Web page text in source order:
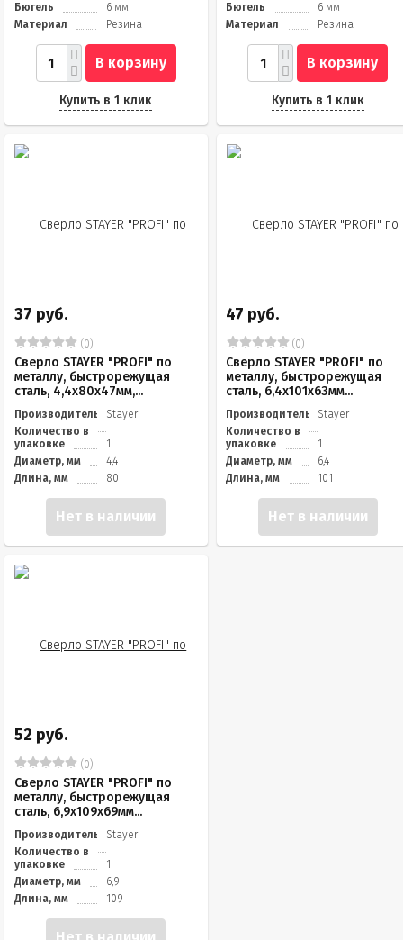
Бюгель
6 мм
Материал
Резина
В корзину
Купить в 1 клик
Бюгель
6 мм
Материал
Резина
В корзину
Купить в 1 клик
37 руб.
(0)
Сверло STAYER "PROFI" по
металлу, быстрорежущая
сталь, 4,4х80х47мм,...
Производитель
Stayer
Количество в
упаковке
1
Диаметр, мм
4,4
Длина, мм
80
Нет в наличии
47 руб.
(0)
Сверло STAYER "PROFI" по
металлу, быстрорежущая
сталь, 6,4х101х63мм...
Производитель
Stayer
Количество в
упаковке
1
Диаметр, мм
6,4
Длина, мм
101
Нет в наличии
52 руб.
(0)
Сверло STAYER "PROFI" по
металлу, быстрорежущая
сталь, 6,9х109х69мм...
Производитель
Stayer
Количество в
упаковке
1
Диаметр, мм
6,9
Длина, мм
109